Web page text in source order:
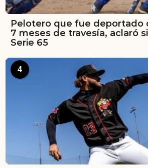
Pelotero que fue deportado
7 meses de travesía, aclaró
Serie 65
4